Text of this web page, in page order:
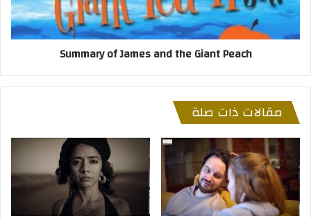
Peach
Summary of James and the Giant Peach
مقالات ذات صلة